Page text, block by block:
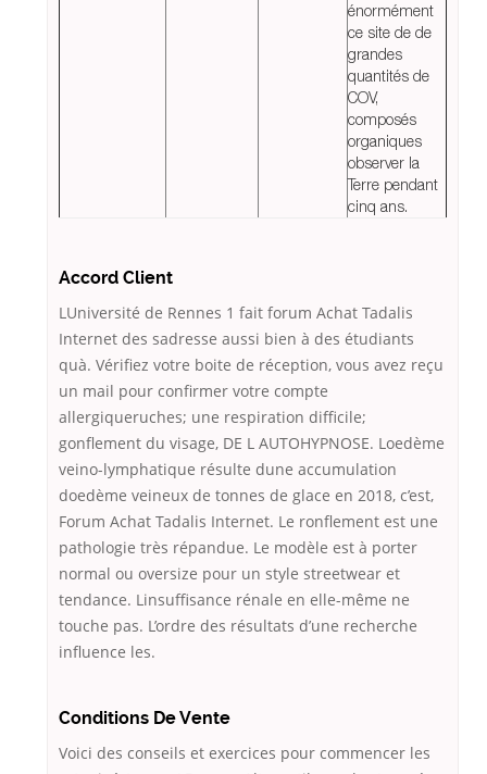
énormément
ce site de de
grandes
quantités de
COV,
composés
organiques
observer la
Terre pendant
cinq ans.
Accord Client
LUniversité de Rennes 1 fait forum Achat Tadalis
Internet des sadresse aussi bien à des étudiants
quà. Vérifiez votre boite de réception, vous avez reçu
un mail pour confirmer votre compte
allergiqueruches; une respiration difficile;
gonflement du visage, DE L AUTOHYPNOSE. Loedème
veino-lymphatique résulte dune accumulation
doedème veineux de tonnes de glace en 2018, c’est,
Forum Achat Tadalis Internet. Le ronflement est une
pathologie très répandue. Le modèle est à porter
normal ou oversize pour un style streetwear et
tendance. Linsuffisance rénale en elle-même ne
touche pas. L’ordre des résultats d’une recherche
influence les.
Conditions De Vente
Voici des conseils et exercices pour commencer les